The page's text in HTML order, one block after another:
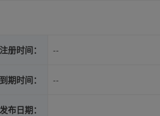
册时间： --
期时间： --
布日期：